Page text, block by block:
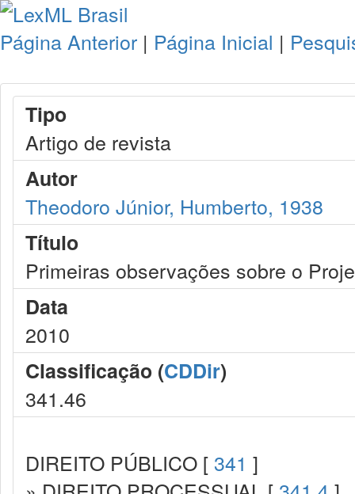
Página Anterior | Página Inicial |
Tipo
Artigo de revista
Autor
Theodoro Júnior, Humberto, 1938
Título
Primeiras observações sobre o
Data
2010
Classificação (CDDir)
341.46
DIREITO PÚBLICO [ 341 ]